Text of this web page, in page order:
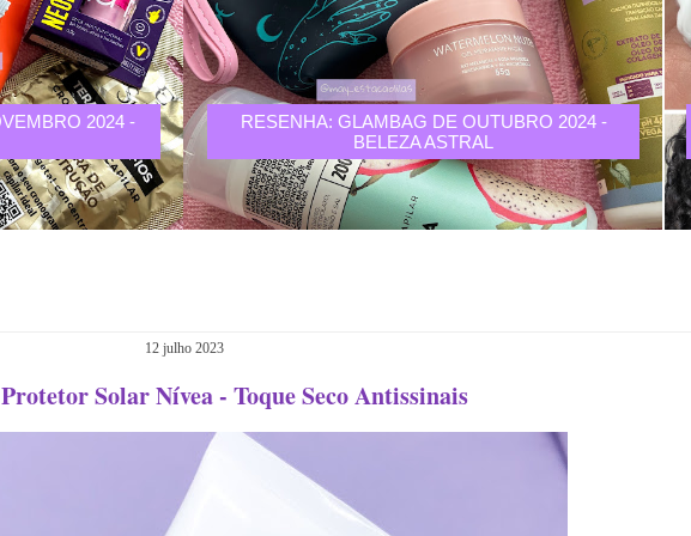
2024 -
RESENHA: GLAMBAG DE OUTUBRO 2024 -
BELEZA ASTRAL
12 julho 2023
Solar Nívea - Toque Seco Antissinais